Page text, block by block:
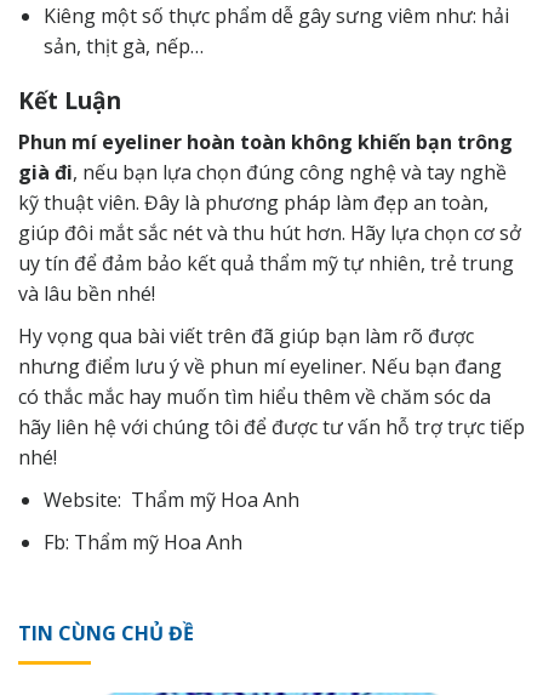
Kiêng một số thực phẩm dễ gây sưng viêm như: hải
sản, thịt gà, nếp…
Kết Luận
Phun mí eyeliner hoàn toàn không khiến bạn trông
già đi, nếu bạn lựa chọn đúng công nghệ và tay nghề
kỹ thuật viên. Đây là phương pháp làm đẹp an toàn,
giúp đôi mắt sắc nét và thu hút hơn. Hãy lựa chọn cơ sở
uy tín để đảm bảo kết quả thẩm mỹ tự nhiên, trẻ trung
và lâu bền nhé!
Hy vọng qua bài viết trên đã giúp bạn làm rõ được
nhưng điểm lưu ý về phun mí eyeliner. Nếu bạn đang
có thắc mắc hay muốn tìm hiểu thêm về chăm sóc da
hãy liên hệvới chúng tôi để được tư vấn hỗ trợ trực tiếp
nhé!
Website: Thẩm mỹ Hoa Anh
Fb: Thẩm mỹ Hoa Anh
TIN CÙNG CHỦ ĐỀ